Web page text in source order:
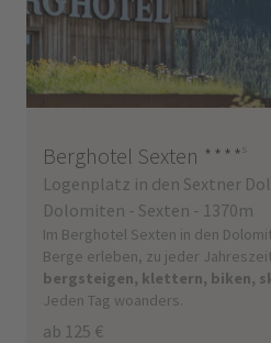
Berghotel Sexten ****s
Logenplatz in den Sextner
Dolomiten - Sexten - 1370m
Im Berghotel Sexten in den
Berge erleben, zu jeder
bergsteigen, klettern, biken,
Jeden Tag woanders.
ab 125 €